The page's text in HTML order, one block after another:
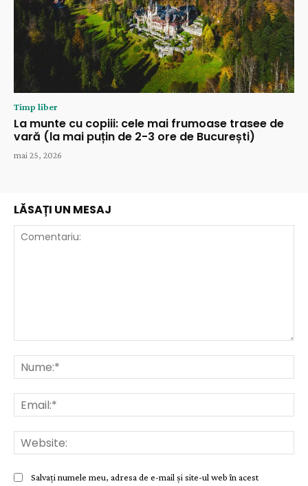
Timp liber
La munte cu copiii: cele mai frumoase trasee de
vară (la mai puțin de 2-3 ore de București)
mai 25, 2026
LĂSAȚI UN MESAJ
Salvați numele meu, adresa de e-mail și site-ul web în acest